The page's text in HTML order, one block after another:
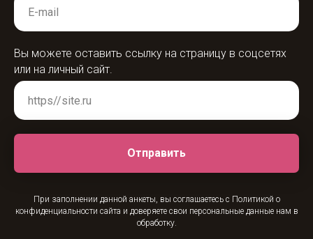
Вы можете оставить ссылку на страницу в соцсетях
или на личный сайт.
Отправить
При заполнении данной анкеты, вы соглашаетесь с Политикой о
конфиденциальности сайта и доверяете свои персональные данные нам в
обработку.